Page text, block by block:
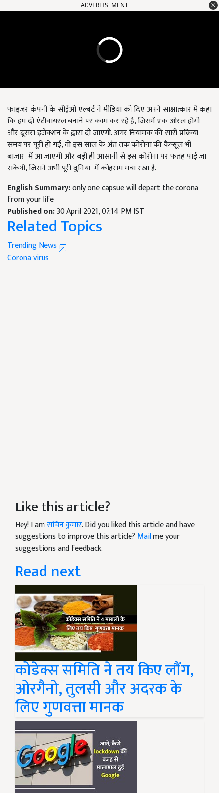
ADVERTISEMENT
फाइजर कंपनी के सीईओ एल्बर्ट ने मीडिया को दिए अपने साक्षात्कार में कहा
कि हम दो एंटीवायरल बनाने पर काम कर रहे हैं, जिसमें एक ओरल होगी
और दूसरा इजेंक्शन के द्वारा दी जाएगी. अगर नियामक की सारी प्रक्रिया
समय पर पूरी हो गई, तो इस साल के अंत तक कोरोना की कैप्सूल भी
बाजार में आ जाएगी और बड़ी ही आसानी से इस कोरोना पर फतह पाई जा
सकेगी, जिसने अभी पूरी दुनिया में कोहराम मचा रखा है.
English Summary:only one capsue will depart the corona
from your life
Published on:30 April 2021, 07:14 PM IST
Related Topics
Trending News
Corona virus
Like this article?
Hey! I amसचिन कुमार. Did you liked this article and have
suggestions to improve this article? Mailme your
suggestions and feedback.
Read next
कोडेक्स समिति ने तय किए लौंग,
ओरगैनो, तुलसी और अदरक के
लिए गुणवत्ता मानक